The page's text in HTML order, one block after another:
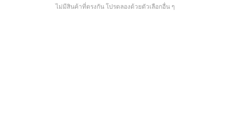
ไม่มีสินค้าที่ตรงกัน โปรดลองด้วยตัวเลือกอื่น ๆ